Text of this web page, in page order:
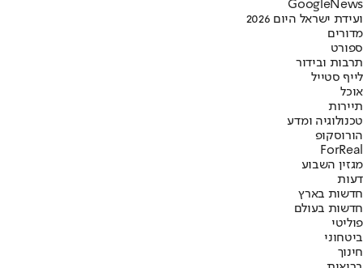
Googl eNews
ועידת ישראל היום 2026
מדורים
ספורט
תרבות ובידור
לייף סטייל
אוכל
תיירות
טכנולוגיה ומדע
הורוסקופ
ForReal
מגזין השבוע
דעות
חדשות בארץ
חדשות בעולם
פוליטי
ביטחוני
חינוך